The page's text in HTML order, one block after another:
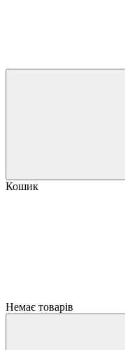
Кошик
Немає товарів